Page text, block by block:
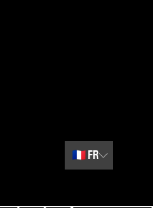
🇫🇷 FR